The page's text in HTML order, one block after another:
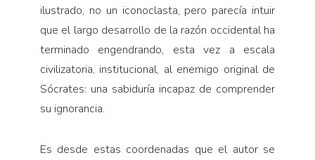
ilustrado, no un iconoclasta, pero parecía intuir
que el largo desarrollo de la razón occidental ha
terminado engendrando, esta vez a escala
civilizatoria, institucional, al enemigo original de
Sócrates: una sabiduría incapaz de comprender
su ignorancia.
Es desde estas coordenadas que el autor se